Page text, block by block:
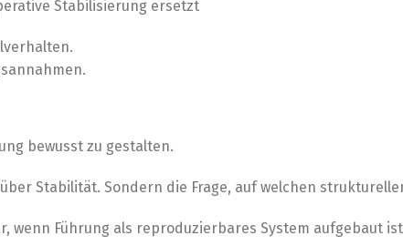
Stabilisierung ersetzt
bewusst zu gestalten.
Stabilität. Sondern die Frage, auf welchen
Führung als reproduzierbares System aufgebaut